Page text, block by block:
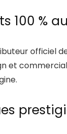
100 %
officiel
et